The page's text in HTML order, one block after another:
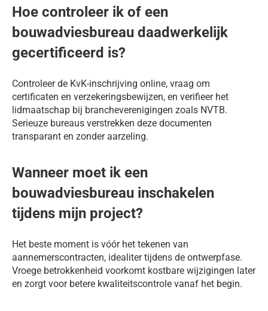
Hoe controleer ik of een
bouwadviesbureau daadwerkelijk
gecertificeerd is?
Controleer de KvK-inschrijving online, vraag om
certificaten en verzekeringsbewijzen, en verifieer het
lidmaatschap bij brancheverenigingen zoals NVTB.
Serieuze bureaus verstrekken deze documenten
transparant en zonder aarzeling.
Wanneer moet ik een
bouwadviesbureau inschakelen
tijdens mijn project?
Het beste moment is vóór het tekenen van
aannemerscontracten, idealiter tijdens de ontwerpfase.
Vroege betrokkenheid voorkomt kostbare wijzigingen later
en zorgt voor betere kwaliteitscontrole vanaf het begin.